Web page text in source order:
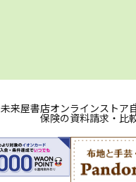
未来屋書店オンラインストア
保険の資料請求・比